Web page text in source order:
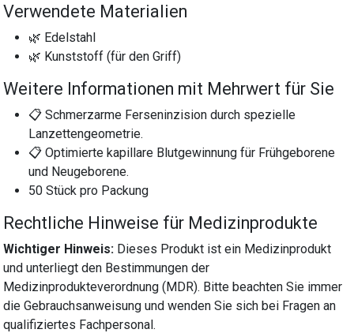
Verwendete Materialien
🌿 Edelstahl
🌿 Kunststoff (für den Griff)
Weitere Informationen mit Mehrwert für Sie
📋 Schmerzarme Ferseninzision durch spezielle
Lanzettengeometrie.
📋 Optimierte kapillare Blutgewinnung für Frühgeborene
und Neugeborene.
50 Stück pro Packung
Rechtliche Hinweise für Medizinprodukte
Wichtiger Hinweis: Dieses Produkt ist ein Medizinprodukt
und unterliegt den Bestimmungen der
Medizinprodukteverordnung (MDR). Bitte beachten Sie immer
die Gebrauchsanweisung und wenden Sie sich bei Fragen an
qualifiziertes Fachpersonal.